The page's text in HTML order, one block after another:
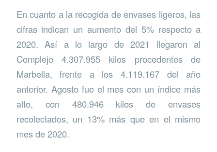
En cuanto a la recogida de envases ligeros, las
cifras indican un aumento del 5% respecto a
2020. Así a lo largo de 2021 llegaron al
Complejo 4.307.955 kilos procedentes de
Marbella, frente a los 4.119.167 del año
anterior. Agosto fue el mes con un índice más
alto, con 480.946 kilos de envases
recolectados, un 13% más que en el mismo
mes de 2020.